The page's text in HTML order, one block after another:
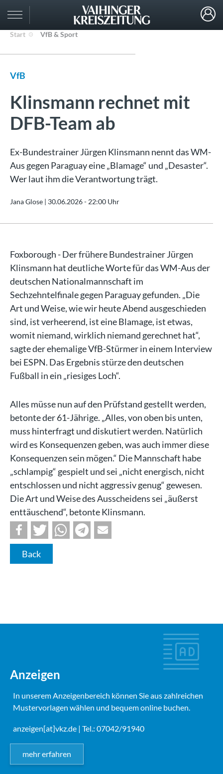
Start VfB & Sport
VfB
Klinsmann rechnet mit
DFB-Team ab
Ex-Bundestrainer Jürgen Klinsmann nennt das WM-
Aus gegen Paraguay eine „Blamage“ und „Desaster“.
Wer laut ihm die Verantwortung trägt.
Jana Glose | 30.06.2026 - 22:00 Uhr
Foxborough - Der frühere Bundestrainer Jürgen
Klinsmann hat deutliche Worte für das WM-Aus der
deutschen Nationalmannschaft im
Sechzehntelfinale gegen Paraguay gefunden. „Die
Art und Weise, wie wir heute Abend ausgeschieden
sind, ist verheerend, ist eine Blamage, ist etwas,
womit niemand, wirklich niemand gerechnet hat“,
sagte der ehemalige VfB-Stürmer in einem Interview
bei ESPN. Das Ergebnis stürze den deutschen
Fußball in ein „riesiges Loch“.
Alles müsse nun auf den Prüfstand gestellt werden,
betonte der 61-Jährige. „Alles, von oben bis unten,
muss hinterfragt und diskutiert werden. Natürlich
wird es Konsequenzen geben, was auch immer diese
Konsequenzen sein mögen.“ Die Mannschaft habe
„schlampig“ gespielt und sei „nicht energisch, nicht
entschlossen und nicht aggressiv genug“ gewesen.
Die Art und Weise des Ausscheidens sei „äußerst
enttäuschend“, betonte Klinsmann.
Back
Anzeigen
In unserem Anzeigenbereich können Sie aus zahlreichen
Mustervorlagen wählen und bequem online buchen.
anzeigen[at]vkz.de | Tel.: 07042/91940
mehr erfahren